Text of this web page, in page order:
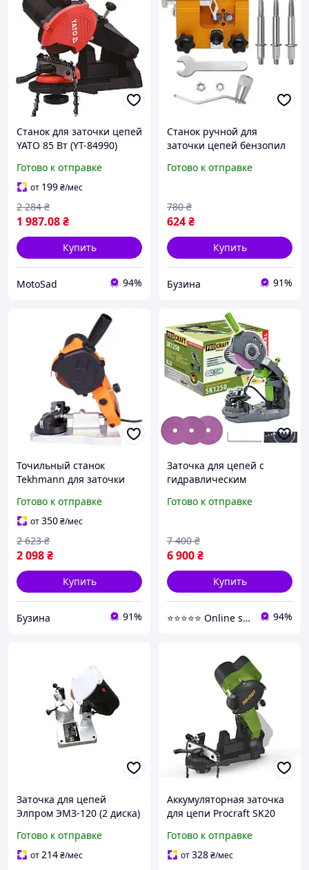
Станок для заточки цепей
YATO 85 Вт (YT-84990)
Готово к отправке
от 199₴/мес
1 987.08₴
2 284 ₴
Купить
MotoSad 94%
Станок ручной для
заточки цепей бензопил
компактный buzyna
Готово к отправке
624₴
780 ₴
Купить
Бузина 91%
Точильный станок
Tekhmann для заточки
buzyna
Готово к отправке
от350₴/мес
2 098₴
2 623 ₴
Купить
Бузина 91%
Заточка для цепей с
гидравлическим
300 Вт, круг 145 мм, 3
Готово к отправке
6 900₴
7 400 ₴
Купить
⭐️⭐️⭐️⭐️⭐️ Online shop🛍 94%
Заточка для цепей
Элпром ЭМЗ-120 (2 диска)
Готово к отправке
от214₴/мес
Аккумуляторная заточка
для цепи Procraft SK20
Готово к отправке
от328₴/мес